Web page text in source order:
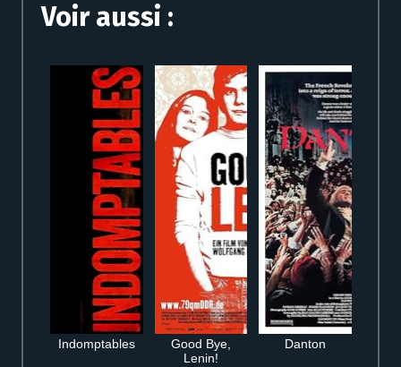
Voir aussi :
Indomptables
Good Bye,
Lenin!
Danton